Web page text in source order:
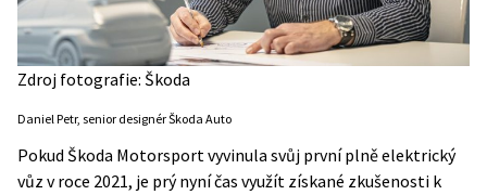
Zdroj fotografie: Škoda
Daniel Petr, senior designér Škoda Auto
Pokud Škoda Motorsport vyvinula svůj první plně elektrický
vůz v roce 2021, je prý nyní čas využít získané zkušenosti k